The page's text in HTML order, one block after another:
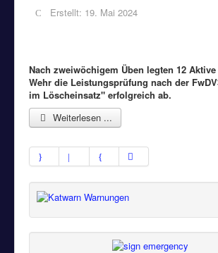
Erstellt: 19. Mai 2024
Nach zweiwöchigem Üben legten 12
Wehr die Leistungsprüfung nach der
im Löscheinsatz" erfolgreich ab.
Weiterlesen ...